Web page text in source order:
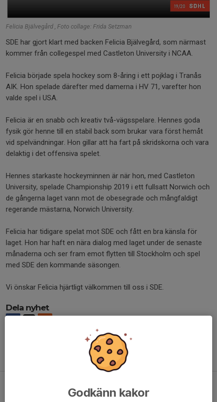
Felicia Bjälvegård , Foto collage: Frida Setzman
SDE har gjort klart med backen Felicia Bjälvegård, som närmast
kommer från collegespel med Castleton University i NCAA.
Felicia började spela hockey som 8-åring i ett pojklag i Tranås
AIK. Hon spelade därefter med damerna i HV 71, varefter hon
valde spel i USA.
Felicia är en snabb och kreativ två-vägsspelare. Hennes goda
fysik gör henne till en stabil back som brukar vara först hemåt
vid spelvändningar. Hon gillar att ha fart på skridskorna och vara
delaktig i det offensiva spelet.
Hennes starkaste hockeyminnen är när hon, med Castleton
University, spelade Championship 2019 i ett fullsatt Norwich och
de gångerna laget vann mot de obesegrade och mångfaldigt
regerande mästarna, Norwich University.
Felicia har tidigare spelat mot SDE och fått en bra känsla för
laget. Hon har haft en nära dialog med laget under de senaste
månaderna och ser fram emot flytten till Stockholm och spel
med SDE den kommande säsongen.
Vi önskar Felicia hjärtligt välkommen till oss i SDE.
Dela nyhet
28 mar, 15:05Godkänn kakor